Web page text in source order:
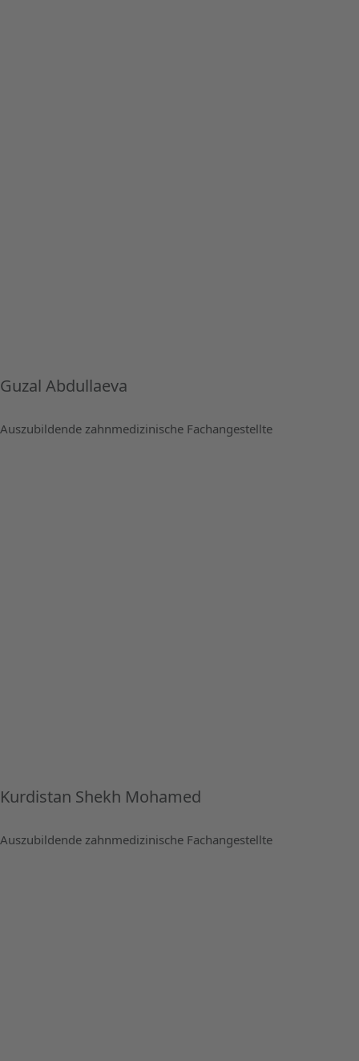
Guzal Abdullaeva
Auszubildende zahnmedizinische Fachangestellte
Kurdistan Shekh Mohamed
Auszubildende zahnmedizinische Fachangestellte